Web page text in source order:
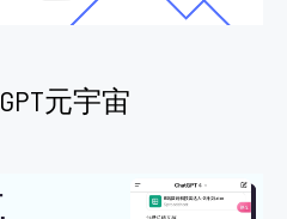
GPT元宇宙